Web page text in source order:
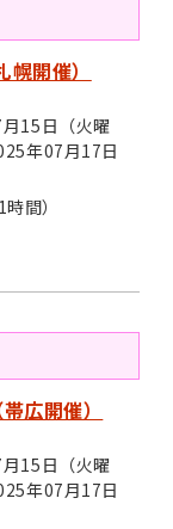
開催）
15日（火曜
年07月17日
間）
広開催）
15日（火曜
年07月17日